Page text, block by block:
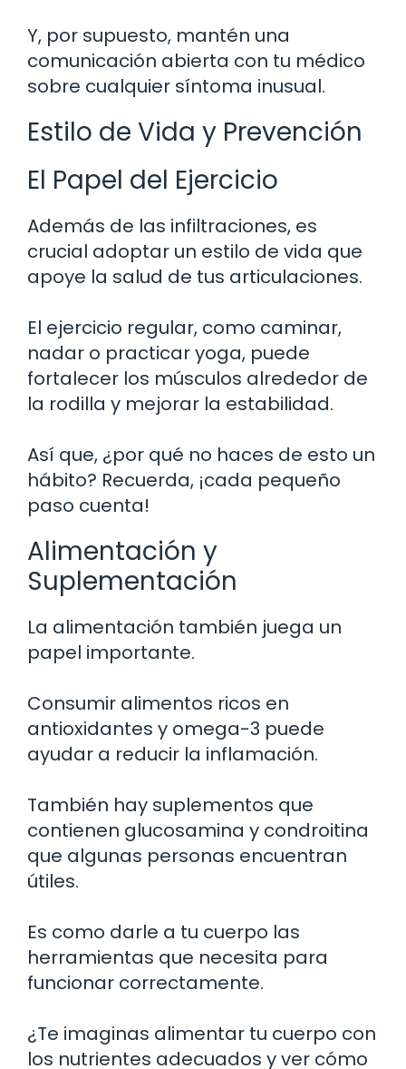
Y, por supuesto, mantén una
comunicación abierta con tu médico
sobre cualquier síntoma inusual.
Estilo de Vida y Prevención
El Papel del Ejercicio
Además de las infiltraciones, es
crucial adoptar un estilo de vida que
apoye la salud de tus articulaciones.
El ejercicio regular, como caminar,
nadar o practicar yoga, puede
fortalecer los músculos alrededor de
la rodilla y mejorar la estabilidad.
Así que, ¿por qué no haces de esto un
hábito? Recuerda, ¡cada pequeño
paso cuenta!
Alimentación y
Suplementación
La alimentación también juega un
papel importante.
Consumir alimentos ricos en
antioxidantes y omega-3 puede
ayudar a reducir la inflamación.
También hay suplementos que
contienen glucosamina y condroitina
que algunas personas encuentran
útiles.
Es como darle a tu cuerpo las
herramientas que necesita para
funcionar correctamente.
¿Te imaginas alimentar tu cuerpo con
los nutrientes adecuados y ver cómo